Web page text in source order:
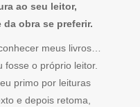
ao seu leitor,
obra se preferir.
meus livros…
fosse o próprio leitor.
primo por leituras
e depois retoma,